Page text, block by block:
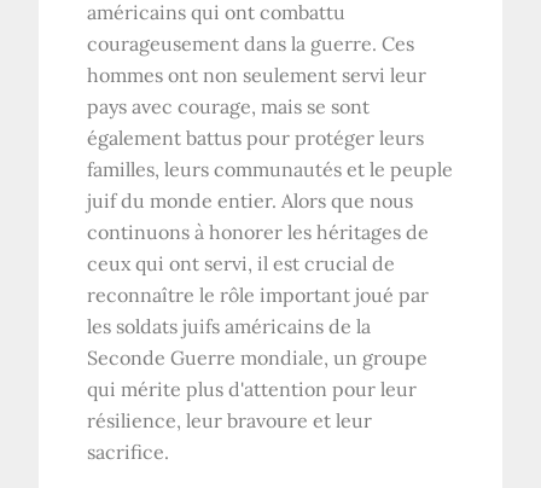
américains qui ont combattu
courageusement dans la guerre. Ces
hommes ont non seulement servi leur
pays avec courage, mais se sont
également battus pour protéger leurs
familles, leurs communautés et le peuple
juif du monde entier. Alors que nous
continuons à honorer les héritages de
ceux qui ont servi, il est crucial de
reconnaître le rôle important joué par
les soldats juifs américains de la
Seconde Guerre mondiale, un groupe
qui mérite plus d'attention pour leur
résilience, leur bravoure et leur
sacrifice.